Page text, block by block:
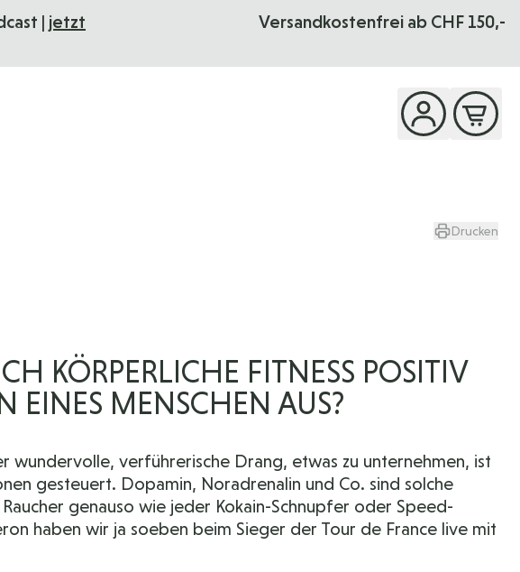
| jetzt
Versandkostenfrei ab CHF 150,-
Drucken
KÖRPERLICHE FITNESS POSITIV
EINES MENSCHEN AUS?
wundervolle, verführerische Drang, etwas zu unternehmen, ist
gesteuert. Dopamin, Noradrenalin und Co. sind solche
genauso wie jeder Kokain-Schnupfer oder Speed-
haben wir ja soeben beim Sieger der Tour de France live mit